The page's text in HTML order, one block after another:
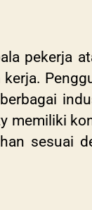
pekerja
memiliki
sesuai